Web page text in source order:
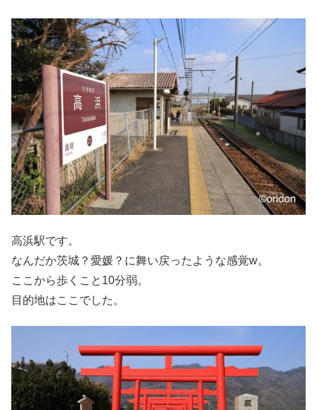
高浜駅です。
なんだか茨城？愛媛？に舞い戻ったような感覚w。
ここから歩くこと10分弱。
目的地はここでした。